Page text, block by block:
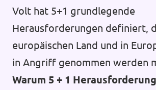
Volt hat 5+1 grundlegende
Herausforderungen definiert,
europäischen Land und in
in Angriff genommen werden
Warum 5 + 1